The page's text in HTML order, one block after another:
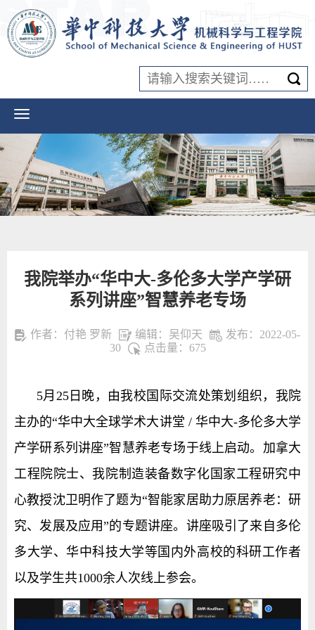
我院举办“华中大-多伦多大学产学研
系列讲座”智慧养老专场
作者：付艳 罗新 编辑：吴仰天
发布：2022-05-
30
点击量： 675
5月25日晚，由我校国际交流处策划组织，我院
主办的“华中大全球学术大讲堂 / 华中大-多伦多大学
产学研系列讲座”智慧养老专场于线上启动。加拿大
工程院院士、我院制造装备数字化国家工程研究中
心教授沈卫明作了题为“智能家居助力原居养老：研
究、发展及应用”的专题讲座。讲座吸引了来自多伦
多大学、华中科技大学等国内外高校的科研工作者
以及学生共1000余人次线上参会。